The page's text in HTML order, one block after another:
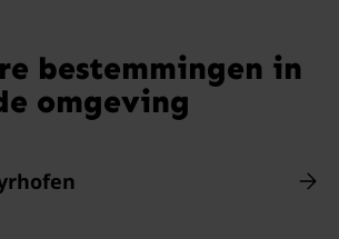
bestemmingen in
omgeving